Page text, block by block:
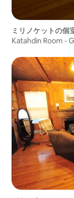
ミリノケットの個
Katahdin Room -